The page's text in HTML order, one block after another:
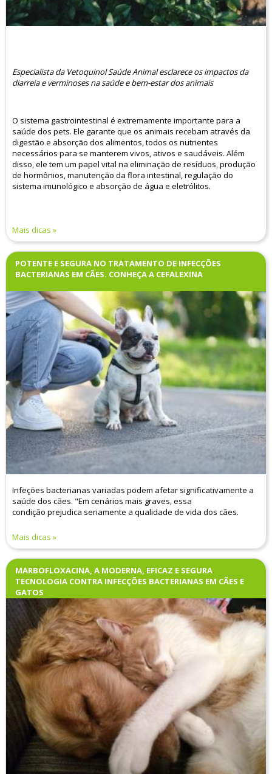
Especialista da Vetoquinol Saúde Animal esclarece os impactos da
diarreia e verminoses na saúde e bem-estar dos animais
O sistema gastrointestinal é extremamente importante para a
saúde dos pets. Ele garante que os animais recebam através da
digestão e absorção dos alimentos, todos os nutrientes
necessários para se manterem vivos, ativos e saudáveis. Além
disso, ele tem um papel vital na eliminação de resíduos, produção
de hormônios, manutenção da flora intestinal, regulação do
sistema imunológico e absorção de água e eletrólitos.
Mais dicas
POTENTE E SEGURA NO TRATAMENTO DE INFECÇÕES
BACTERIANAS EM CÃES. CONHEÇA A CEFALEXINA
Infeções bacterianas variadas podem afetar significativamente a
saúde dos cães. "Em cenários mais graves, essa
condição prejudica seriamente a qualidade de vida dos cães.
Mais dicas
MARBOFLOXACINA, A MODERNA, EFICAZ E SEGURA
TECNOLOGIA CONTRA INFECÇÕES BACTERIANAS EM CÃES E
GATOS